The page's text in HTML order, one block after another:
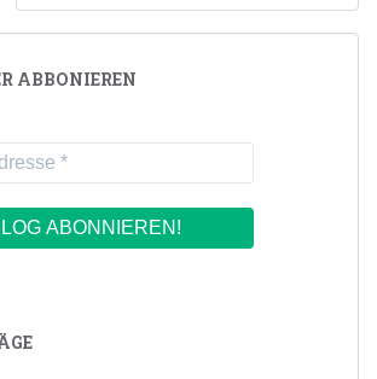
ABBONIEREN